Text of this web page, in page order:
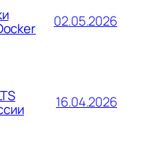
02.05.2026
16.04.2026